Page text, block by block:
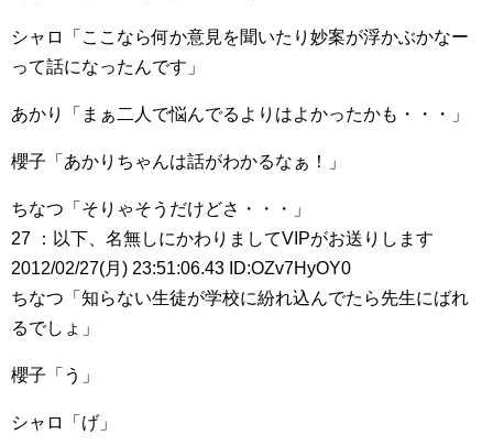
シャロ「ここなら何か意見を聞いたり妙案が浮かぶかなー
って話になったんです」
あかり「まぁ二人で悩んでるよりはよかったかも・・・」
櫻子「あかりちゃんは話がわかるなぁ！」
ちなつ「そりゃそうだけどさ・・・」
27 ：以下、名無しにかわりましてVIPがお送りします
2012/02/27(月) 23:51:06.43 ID:OZv7HyOY0
ちなつ「知らない生徒が学校に紛れ込んでたら先生にばれ
るでしょ」
櫻子「う」
シャロ「げ」